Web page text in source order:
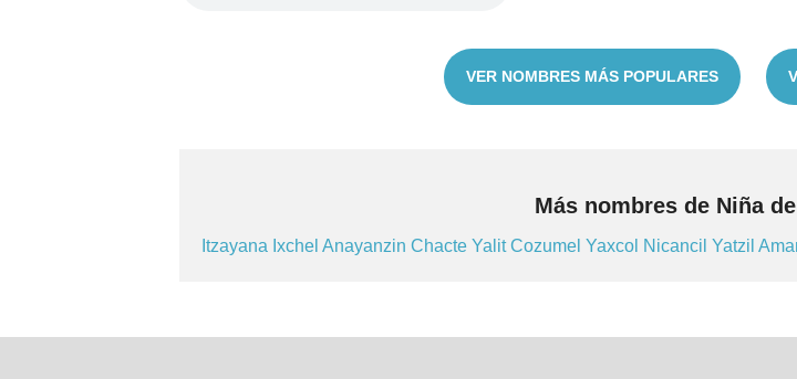
VER NOMBRES MÁS POPULARES
Más nombres de Niña
Itzayana Ixchel Anayanzin Chacte YalitCozumel Yaxcol Nicancil Yatzil